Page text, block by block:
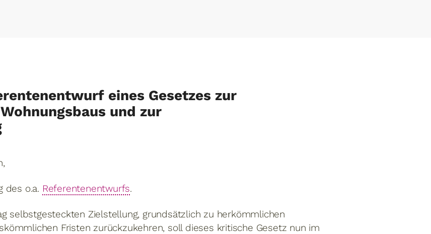
eines Gesetzes zur
und zur
des o.a. Referentenentwurfs.
selbstgesteckten Zielstellung, grundsätzlich zu herkömmlichen
Fristen zurückzukehren, soll dieses kritische Gesetz nun im